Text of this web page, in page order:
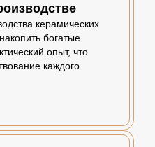
керамических
богатые
опыт, что
каждого